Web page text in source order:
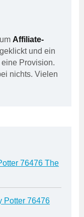
Affiliate-
und ein
Provision.
nichts. Vielen
76476 The
Potter 76476